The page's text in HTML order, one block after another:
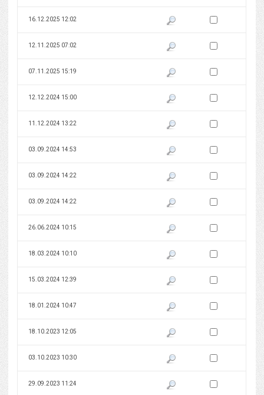
16.12.2025 12:02 Pokaż podgląd wersji z dnia
Zaznacz wersję do
12.11.2025 07:02 Pokaż podgląd wersji z dnia
Zaznacz wersję do
07.11.2025 15:19 Pokaż podgląd wersji z dnia
Zaznacz wersję do
12.12.2024 15:00 Pokaż podgląd wersji z dnia
Zaznacz wersję do
11.12.2024 13:22 Pokaż podgląd wersji z dnia
Zaznacz wersję do
03.09.2024 14:53 Pokaż podgląd wersji z dnia
Zaznacz wersję do
03.09.2024 14:22 Pokaż podgląd wersji z dnia
Zaznacz wersję do
03.09.2024 14:22 Pokaż podgląd wersji z dnia
Zaznacz wersję do
26.06.2024 10:15 Pokaż podgląd wersji z dnia
Zaznacz wersję do
18.03.2024 10:10 Pokaż podgląd wersji z dnia
Zaznacz wersję do
15.03.2024 12:39 Pokaż podgląd wersji z dnia
Zaznacz wersję do
18.01.2024 10:47 Pokaż podgląd wersji z dnia
Zaznacz wersję do
18.10.2023 12:05 Pokaż podgląd wersji z dnia
Zaznacz wersję do
03.10.2023 10:30 Pokaż podgląd wersji z dnia
Zaznacz wersję do
29.09.2023 11:24 Pokaż podgląd wersji z dnia
Zaznacz wersję do